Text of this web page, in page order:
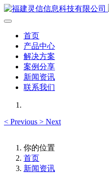
首页
产品中心
解决方案
案例分享
新闻资讯
联系我们
< Previous > Next
你的位置
首页
新闻资讯